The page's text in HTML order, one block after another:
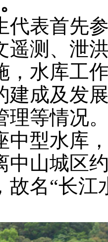
表首先参
遥测、泄
，水库工
建成及发
理等情况
中型水库
中山城区
故名“长江